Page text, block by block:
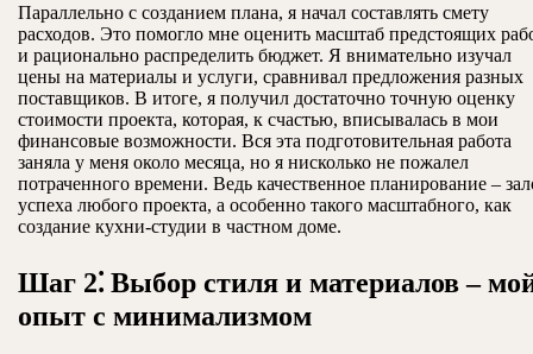
Параллельно с созданием плана, я начал составлять смету
расходов. Это помогло мне оценить масштаб предстоящих
и рационально распределить бюджет. Я внимательно изучал
цены на материалы и услуги, сравнивал предложения разных
поставщиков. В итоге, я получил достаточно точную оценку
стоимости проекта, которая, к счастью, вписывалась в мои
финансовые возможности. Вся эта подготовительная работа
заняла у меня около месяца, но я нисколько не пожалел
потраченного времени. Ведь качественное планирование –
успеха любого проекта, а особенно такого масштабного, как
создание кухни-студии в частном доме.
Шаг 2⁚ Выбор стиля и материалов –
опыт с минимализмом